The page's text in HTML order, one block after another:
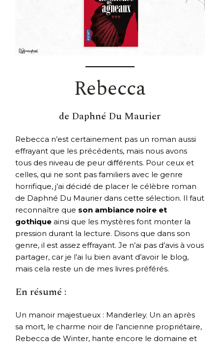
Rebecca
de Daphné Du Maurier
Rebecca n’est certainement pas un roman aussi
effrayant que les précédents, mais nous avons
tous des niveau de peur différents. Pour ceux et
celles, qui ne sont pas familiers avec le genre
horrifique, j’ai décidé de placer le célèbre roman
de Daphné Du Maurier dans cette sélection. Il faut
reconnaître que son ambiance noire et
gothique ainsi que les mystères font monter la
pression durant la lecture. Disons que dans son
genre, il est assez effrayant. Je n’ai pas d’avis à vous
partager, car je l’ai lu bien avant d’avoir le blog,
mais cela reste un de mes livres préférés.
En résumé :
Un manoir majestueux : Manderley. Un an après
sa mort, le charme noir de l’ancienne propriétaire,
Rebecca de Winter, hante encore le domaine et